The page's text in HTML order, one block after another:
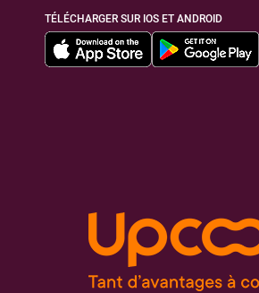
TÉLÉCHARGER SUR IOS ET ANDROID